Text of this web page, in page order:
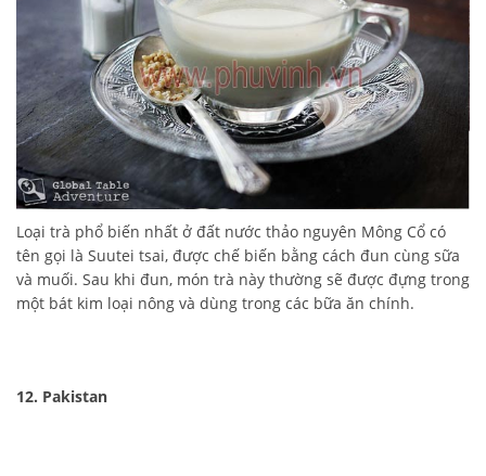
Loại trà phổ biến nhất ở đất nước thảo nguyên Mông Cổ có
tên gọi là Suutei tsai, được chế biến bằng cách đun cùng sữa
và muối. Sau khi đun, món trà này thường sẽ được đựng trong
một bát kim loại nông và dùng trong các bữa ăn chính.
12. Pakistan